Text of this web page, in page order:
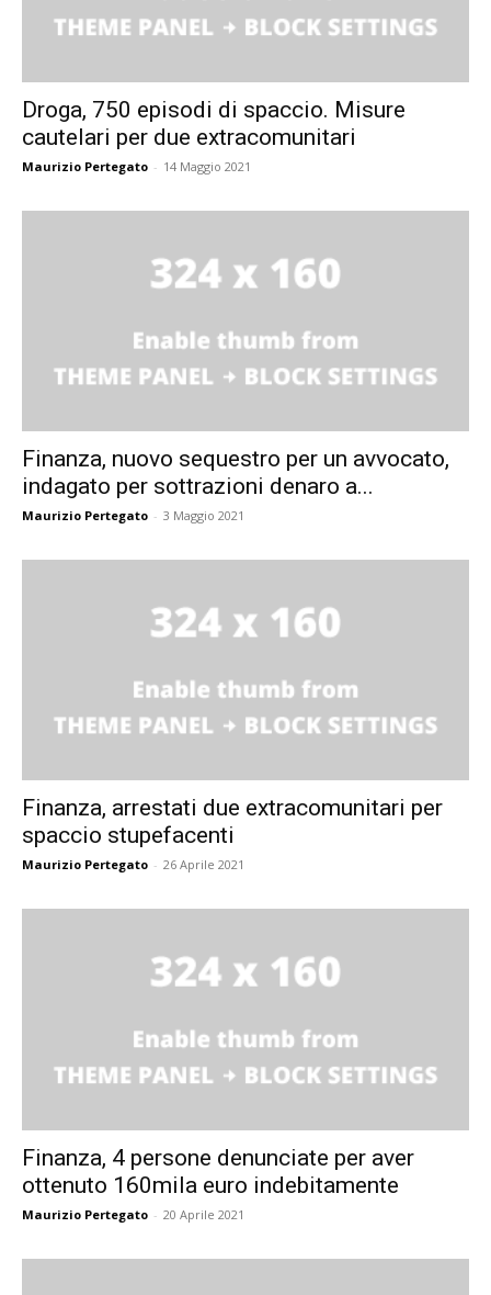
Droga, 750 episodi di spaccio. Misure
cautelari per due extracomunitari
Maurizio Pertegato - 14 Maggio 2021
Finanza, nuovo sequestro per un avvocato,
indagato per sottrazioni denaro a...
Maurizio Pertegato - 3 Maggio 2021
Finanza, arrestati due extracomunitari per
spaccio stupefacenti
Maurizio Pertegato - 26 Aprile 2021
Finanza, 4 persone denunciate per aver
ottenuto 160mila euro indebitamente
Maurizio Pertegato - 20 Aprile 2021